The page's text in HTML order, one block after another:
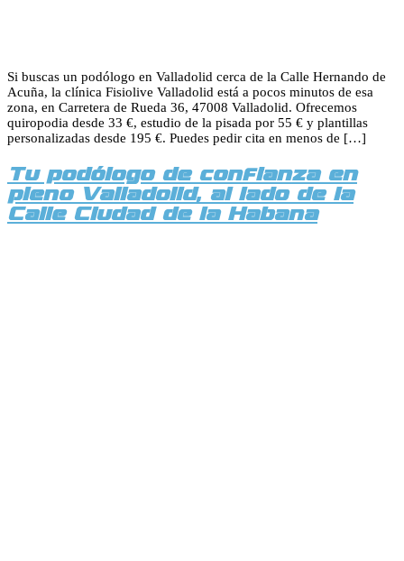
Si buscas un podólogo en Valladolid cerca de la Calle Hernando de
Acuña, la clínica Fisiolive Valladolid está a pocos minutos de esa
zona, en Carretera de Rueda 36, 47008 Valladolid. Ofrecemos
quiropodia desde 33 €, estudio de la pisada por 55 € y plantillas
personalizadas desde 195 €. Puedes pedir cita en menos de […]
Tu podólogo de confianza en
pleno Valladolid, al lado de la
Calle Ciudad de la Habana